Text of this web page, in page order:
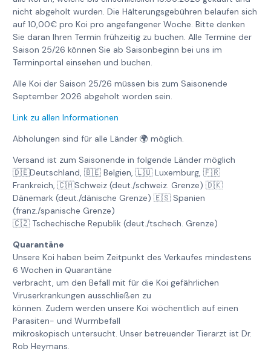
nicht abgeholt wurden. Die Hälterungsgebühren belaufen sich
auf 10,00€ pro Koi pro angefangener Woche. Bitte denken
Sie daran Ihren Termin frühzeitig zu buchen. Alle Termine der
Saison 25/26 können Sie ab Saisonbeginn bei uns im
Terminportal einsehen und buchen.
Alle Koi der Saison 25/26 müssen bis zum Saisonende
September 2026 abgeholt worden sein.
Link zu allen Informationen
Abholungen sind für alle Länder 🌍 möglich.
Versand ist zum Saisonende in folgende Länder möglich
🇩🇪Deutschland, 🇧🇪 Belgien, 🇱🇺 Luxemburg, 🇫🇷
Frankreich, 🇨🇭Schweiz (deut./schweiz. Grenze) 🇩🇰
Dänemark (deut./dänische Grenze) 🇪🇸 Spanien
(franz./spanische Grenze)
🇨🇿 Tschechische Republik (deut./tschech. Grenze)
Quarantäne
Unsere Koi haben beim Zeitpunkt des Verkaufes mindestens
6 Wochen in Quarantäne
verbracht, um den Befall mit für die Koi gefährlichen
Viruserkrankungen ausschließen zu
können. Zudem werden unsere Koi wöchentlich auf einen
Parasiten- und Wurmbefall
mikroskopisch untersucht. Unser betreuender Tierarzt ist Dr.
Rob Heymans.